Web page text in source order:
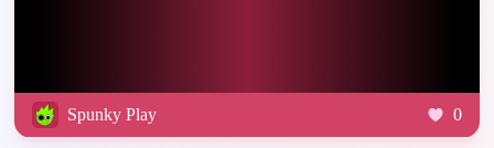
Spunky Play 0